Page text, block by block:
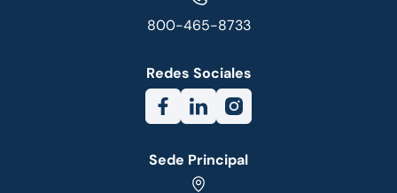
800-465-8733
Redes Sociales
Sede Principal